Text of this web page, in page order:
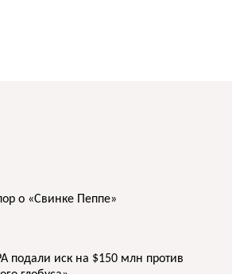
о «Свинке Пеппе»
подали иск на $150 млн против